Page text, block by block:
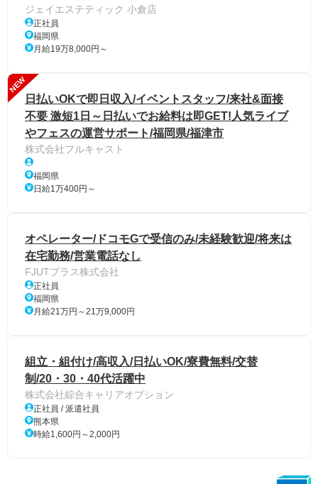
ジェイエステティック 小倉店
正社員
福岡県
月給19万8,000円～
NEW
日払いOKで即日収入/イベントスタッフ/来社&面接
不要 激短1日～日払いでお給料は即GET!人気ライブ
やフェスの運営サポート/福岡県/福津市
株式会社フルキャスト
福岡県
日給1万400円～
オペレーター/ドコモGで受信のみ/未経験歓迎/将来は
在宅勤務/営業電話なし
FJUTプラス株式会社
正社員
福岡県
月給21万円～21万9,000円
組立・組付け/高収入/日払いOK/寮費無料/交替
制/20・30・40代活躍中
株式会社綜合キャリアオプション
正社員 / 派遣社員
熊本県
時給1,600円～2,000円